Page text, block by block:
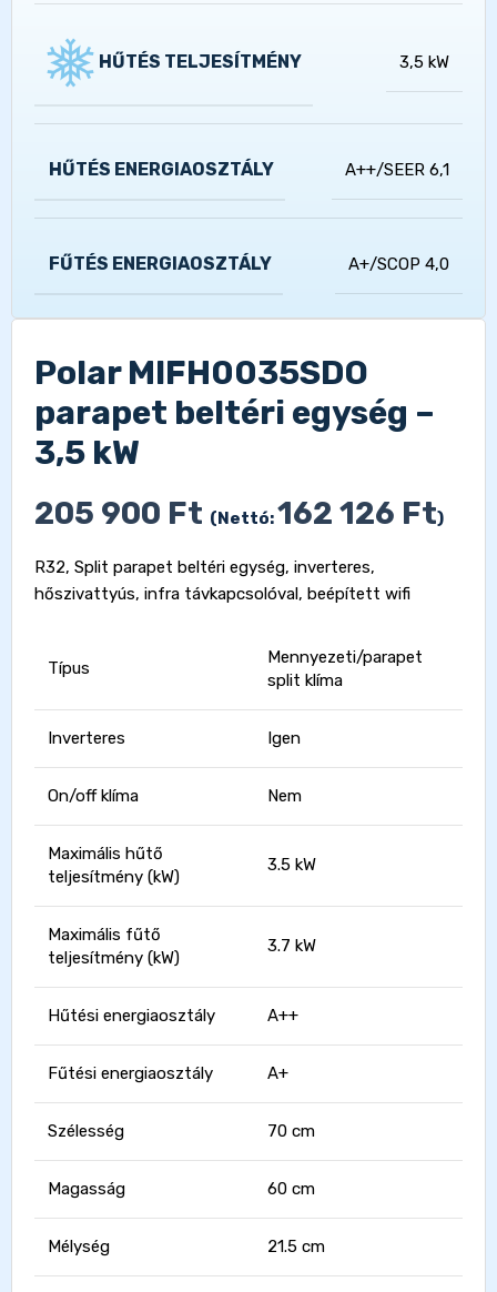
HŰTÉS TELJESÍTMÉNY 3,5 kW
HŰTÉS ENERGIAOSZTÁLY A++/SEER 6,1
FŰTÉS ENERGIAOSZTÁLY A+/SCOP 4,0
Polar MIFH0035SDO
parapet beltéri egység –
3,5 kW
205 900 Ft (Nettó:162 126 Ft)
R32, Split parapet beltéri egység, inverteres,
hőszivattyús, infra távkapcsolóval, beépített wifi
Típus
Mennyezeti/parapet
split klíma
Inverteres Igen
On/off klíma Nem
Maximális hűtő
teljesítmény (kW)
3.5 kW
Maximális fűtő
teljesítmény (kW)
3.7 kW
Hűtési energiaosztály A++
Fűtési energiaosztály A+
Szélesség 70 cm
Magasság 60 cm
Mélység 21.5 cm